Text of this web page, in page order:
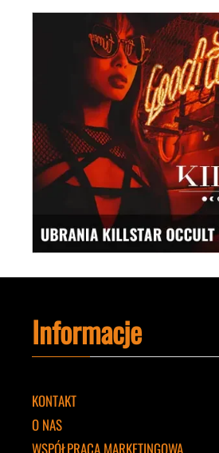
Informacje
KONTAKT
O NAS
WSPÓŁPRACA MARKETINGOWA